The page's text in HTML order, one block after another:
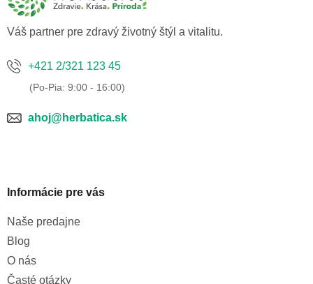
Váš partner pre zdravý životný štýl a vitalitu.
+421 2/321 123 45
ahoj@herbatica.sk
Informácie pre vás
Naše predajne
Blog
O nás
Časté otázky